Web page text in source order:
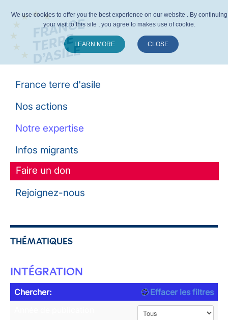
France terre d'asile
Nos actions
Notre expertise
Infos migrants
Faire un don
Rejoignez-nous
THÉMATIQUES
INTÉGRATION
Chercher:
Effacer les filtres
We use cookies to offer you the best experience on our website . By continuing
your visit to this site , you agree to makes use of cookie.
LEARN MORE CLOSE